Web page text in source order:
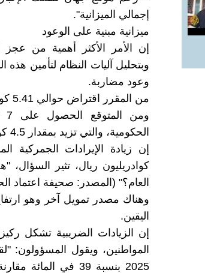
إجمالي الميزانية".
ميزانية مبنية على الوعود
إن الأمر الأكثر أهمية من عجز
وبتحليل آليات النظام لتأمين
وعود مضاربة.
من المقرر اقتراض حوالي 5.41 كوادريليون ريال من صندوق التنمية الوطني.
الحكومية، والتي تزيد بمقدار 4.5 كوادريليون ريال عن العام الحالي.
كوادريليون ريال، تثير
العام؟" (المصدر: صحيفة اعتماد الحكومية،
وهناك مصدر تمويل آخر وهو
اليقين.
إن الزيادات الضريبية تشكل
المواطنين، ويقول المسؤولون: